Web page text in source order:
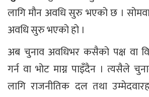
लागि मौन अवधि सुरु भएको छ ।
अवधि सुरु भएको हो ।
अब चुनाव अवधिभर कसैको पक्ष वा
गर्न वा भोट माग्न पाइँदैन । त्यसैले
लागि राजनीतिक दल तथा